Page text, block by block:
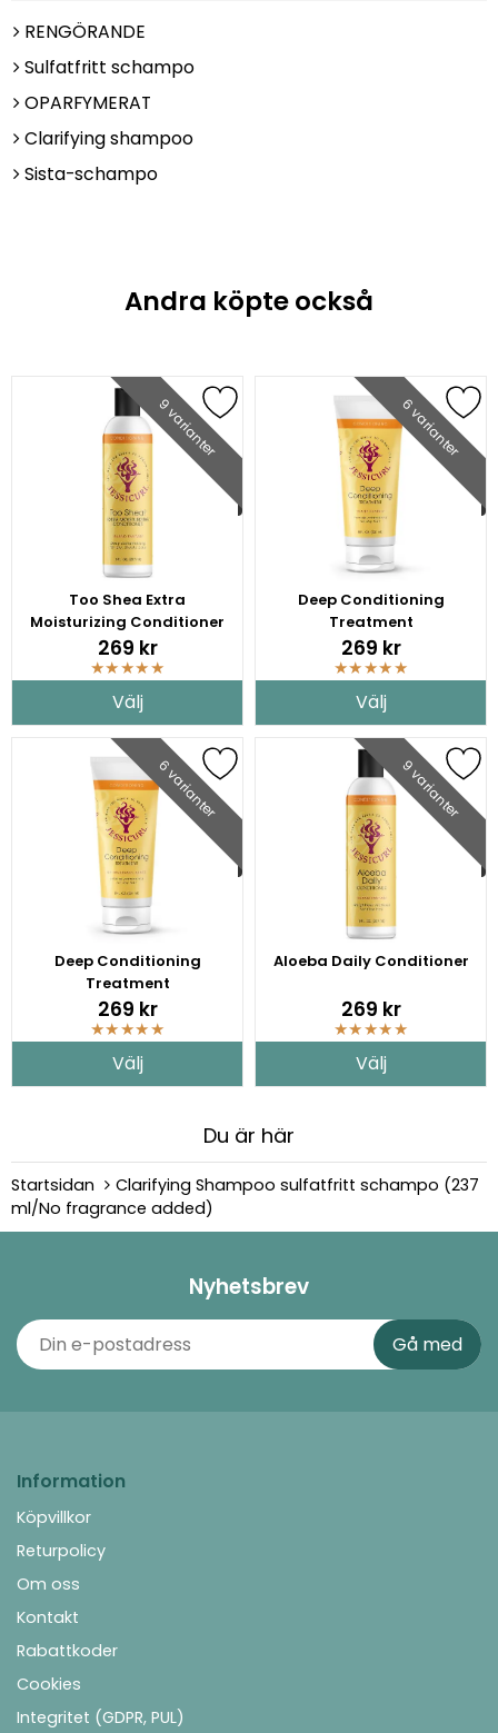
RENGÖRANDE
Sulfatfritt schampo
OPARFYMERAT
Clarifying shampoo
Sista-schampo
Andra köpte också
9 varianter
Too Shea Extra
Moisturizing Conditioner
★★★★★
269 kr
Välj
6 varianter
Deep Conditioning
Treatment
★★★★★
269 kr
Välj
6 varianter
Deep Conditioning
Treatment
★★★★★
269 kr
Välj
9 varianter
Aloeba Daily Conditioner
★★★★★
269 kr
Välj
Du är här
Startsidan
Clarifying Shampoo sulfatfritt schampo (237
ml/No fragrance added)
Nyhetsbrev
Information
Köpvillkor
Returpolicy
Om oss
Kontakt
Rabattkoder
Cookies
Integritet (GDPR, PUL)